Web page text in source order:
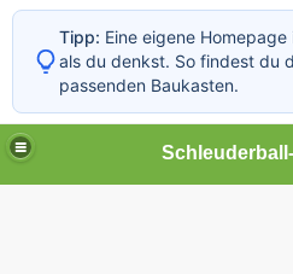
Tipp: Eine eigene
als du denkst. So findest du
passenden Baukasten.